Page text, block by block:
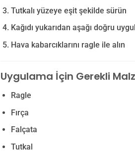
Tutkalı yüzeye eşit şekilde sürün
Kağıdı yukarıdan aşağı doğru
Hava kabarcıklarını ragle ile alın
Uygulama İçin Gerekli
Ragle
Fırça
Falçata
Tutkal